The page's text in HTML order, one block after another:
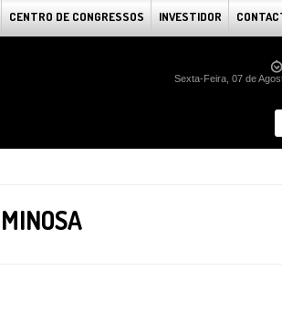
CENTRO DE CONGRESSOS INVESTIDOR
Sexta-Feira, 07 de